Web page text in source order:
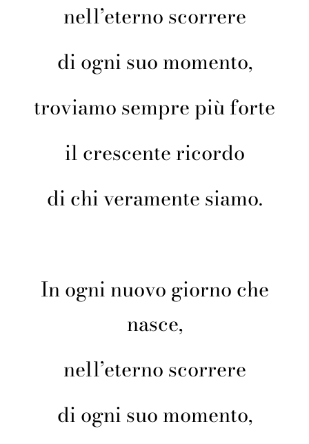
nell’eterno scorrere
di ogni suo momento,
troviamo sempre più forte
il crescente ricordo
di chi veramente siamo.
In ogni nuovo giorno che
nasce,
nell’eterno scorrere
di ogni suo momento,